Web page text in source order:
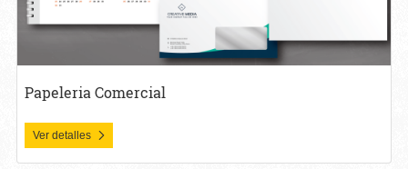
Papeleria Comercial
Ver detalles